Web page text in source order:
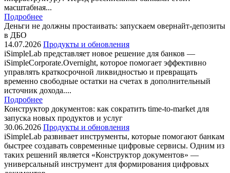
масштабная...
Подробнее
Деньги не должны простаивать: запускаем овернайт-депозиты
в ДБО
14.07.2026 Продукты и обновления
iSimpleLab представляет новое решение для банков —
iSimpleCorporate.Overnight, которое помогает эффективно
управлять краткосрочной ликвидностью и превращать
временно свободные остатки на счетах в дополнительный
источник дохода....
Подробнее
Конструктор документов: как сократить time‑to‑market для
запуска новых продуктов и услуг
30.06.2026 Продукты и обновления
iSimpleLab развивает инструменты, которые помогают банкам
быстрее создавать современные цифровые сервисы. Одним из
таких решений является «Конструктор документов» —
универсальный инструмент для формирования цифровых